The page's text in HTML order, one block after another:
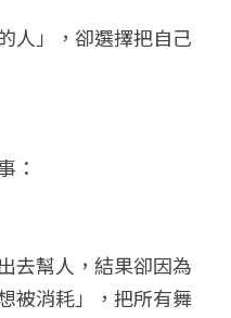
人」，卻選擇把自己
：
去幫人，結果卻因為
被消耗」，把所有舞